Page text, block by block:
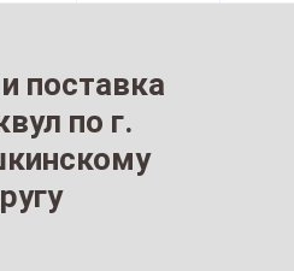
поставка
по г.